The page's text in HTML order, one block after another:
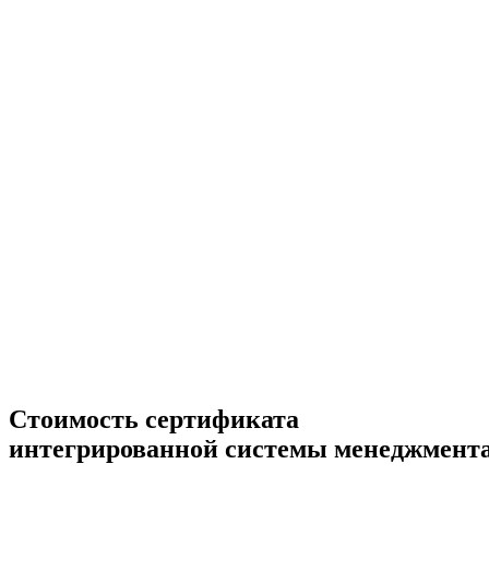
Стоимость сертификата
интегрированной системы